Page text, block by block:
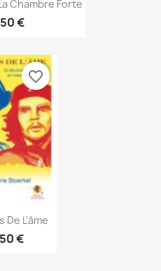
Chambre Forte
€
rapide
De L'âme
€
favorite_border